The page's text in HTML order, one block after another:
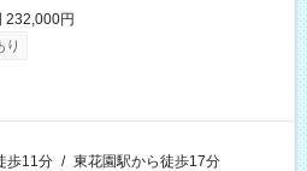
円
り
歩11分 / 東花園駅から徒歩17分